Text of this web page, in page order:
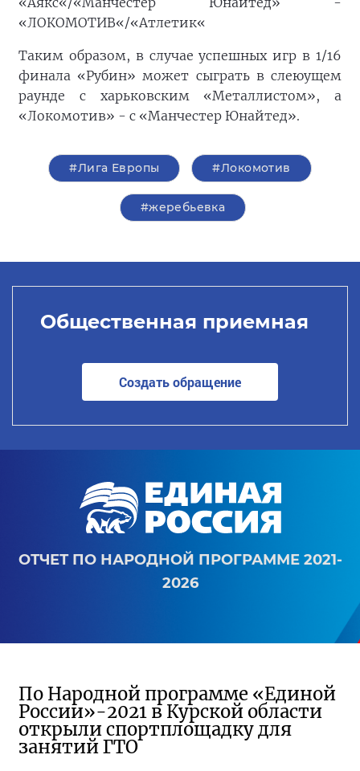
«ЛОКОМОТИВ«/«Атлетик«
Таким образом, в случае успешных игр в 1/16
финала «Рубин» может сыграть в слеюущем
раунде с харьковским «Металлистом», а
«Локомотив» - с «Манчестер Юнайтед».
#Лига Европы #Локомотив
#жеребьевка
Общественная приемная
Создать обращение
ОТЧЕТ ПО НАРОДНОЙ ПРОГРАММЕ 2021-
2026
По Народной программе «Единой
России»-2021 в Курской области
открыли спортплощадку для
занятий ГТО